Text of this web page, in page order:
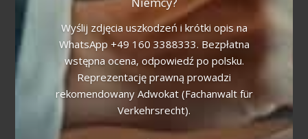
Wyślij zdjęcia uszkodzeń i krótki opis na
WhatsApp +49 160 3388333. Bezpłatna
wstępna ocena, odpowiedź po polsku.
Reprezentację prawną prowadzi
rekomendowany Adwokat (Fachanwalt für
Verkehrsrecht).